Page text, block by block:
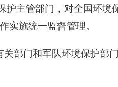
护主管部门，对全国环
实施统一监督管理。
部门和军队环境保护部